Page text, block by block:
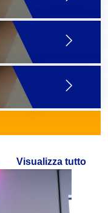
Visualizza tutto